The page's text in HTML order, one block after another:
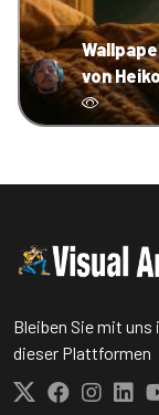
von
Bleiben Sie mit uns
dieser Plattformen